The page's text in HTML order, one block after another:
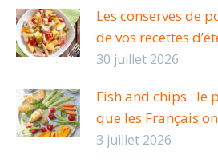
Les conserves de
de vos recettes
30 juillet 2026
Fish and chips : le
que les Français
3 juillet 2026